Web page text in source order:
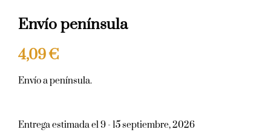
Envío península
4,09€
Envío a península.
Entrega estimada el 9 - 15 septiembre, 2026